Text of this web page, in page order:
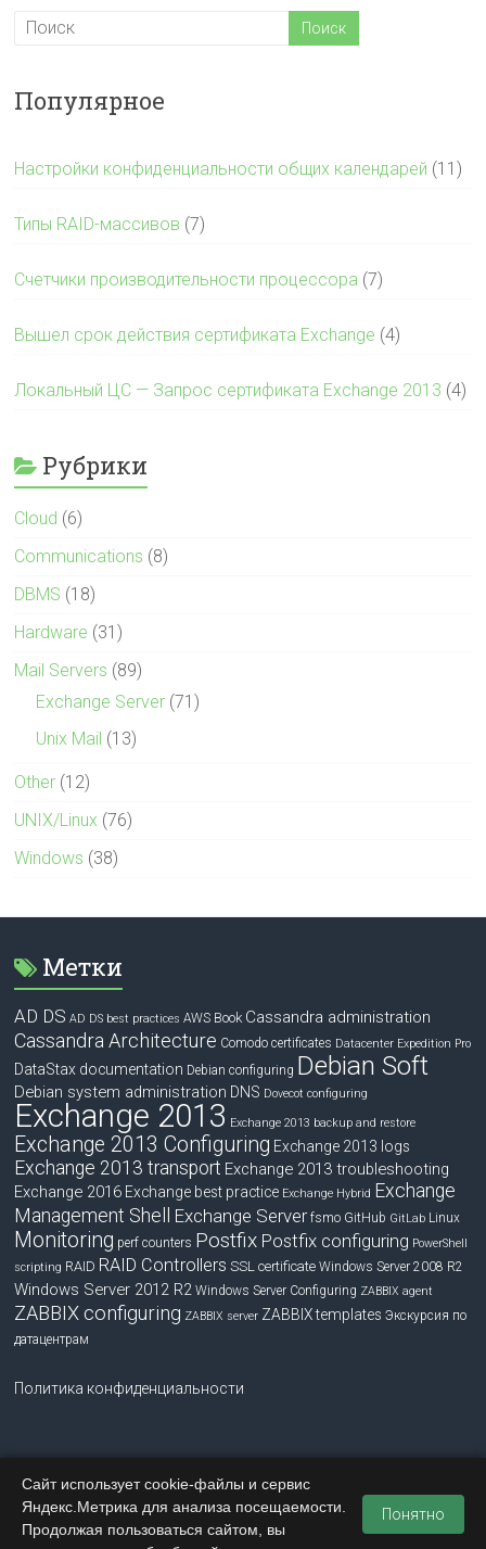
Популярное
Настройки конфиденциальности общих календарей (11)
Типы RAID-массивов (7)
Счетчики производительности процессора (7)
Вышел срок действия сертификата Exchange (4)
Локальный ЦС — Запрос сертификата Exchange 2013 (4)
Рубрики
Cloud (6)
Communications (8)
DBMS (18)
Hardware (31)
Mail Servers (89)
Exchange Server (71)
Unix Mail (13)
Other (12)
UNIX/Linux (76)
Windows (38)
Метки
AD DS AD DS best practices AWS Book Cassandra administration
Cassandra Architecture Comodo certificates Datacenter Expedition Pro
DataStax documentation Debian configuring Debian Soft
Debian system administration DNS Dovecot configuring
Exchange 2013 Exchange 2013 backup and restore
Exchange 2013 Configuring Exchange 2013 logs
Exchange 2013 transport Exchange 2013 troubleshooting
Exchange 2016 Exchange best practice Exchange Hybrid Exchange
Management Shell
Exchange Server fsmo GitHub GitLab Linux
Monitoring perf counters Postfix Postfix configuring PowerShell
scripting RAID RAID Controllers SSL certificate Windows Server 2008 R2
Windows Server 2012 R2 Windows Server Configuring ZABBIX agent
ZABBIX configuring ZABBIX server ZABBIX templates Экскурсия по
датацентрам
Политика конфиденциальности
Copyright © 2026blog.bissquit.com. Все права защищены.
ТемаAccelerateот ThemeGrill. На платформеWordPress .
Главная
Обратная связь
Сайт использует cookie-файлы и сервис
Яндекс.Метрика для анализа посещаемости.
Продолжая пользоваться сайтом, вы
Понятно